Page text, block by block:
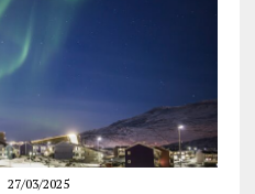
27/03/2025